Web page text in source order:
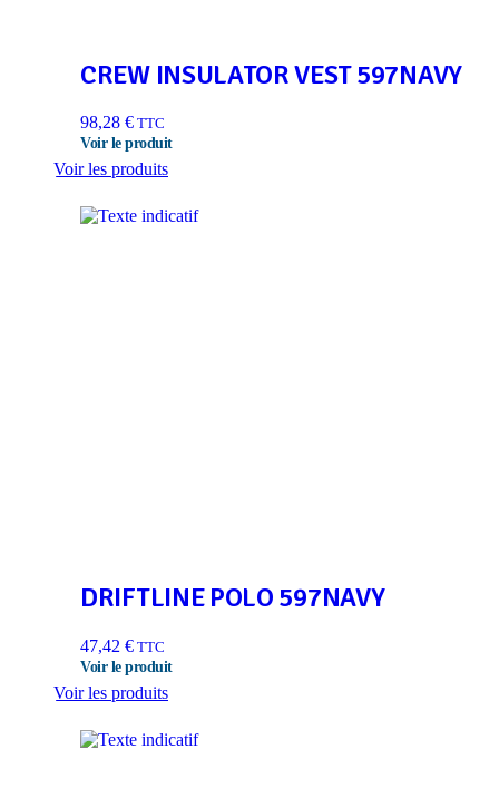
CREW INSULATOR VEST 597NAVY
98,28 € TTC
Voir les produits
DRIFTLINE POLO 597NAVY
47,42 € TTC
Voir les produits